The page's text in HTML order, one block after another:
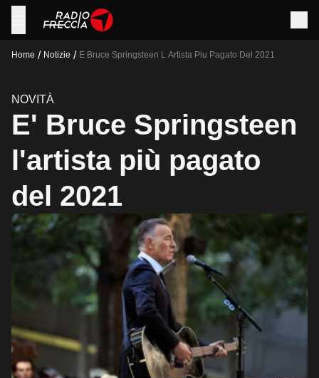
Home / Notizie / E Bruce Springsteen L Artista Piu Pagato Del 2021
NOVITÀ
E' Bruce Springsteen
l'artista più pagato
del 2021